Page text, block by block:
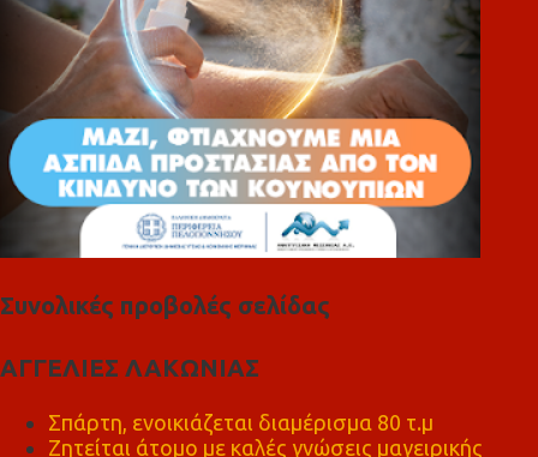
Συνολικές προβολές σελίδας
ΑΓΓΕΛΙΕΣ ΛΑΚΩΝΙΑΣ
Σπάρτη, ενοικιάζεται διαμέρισμα 80 τ.μ
Ζητείται άτομο με καλές γνώσεις μαγειρικής